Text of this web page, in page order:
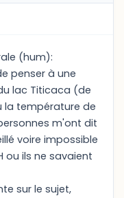
(hum):
penser à une
lac Titicaca (de
la température de
m'ont dit
voire impossible
ou ils ne savaient
sur le sujet,